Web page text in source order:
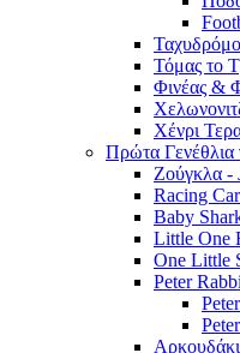
Τόμας το
Φινέας &
Χένρι
Πρώτα Γενέθλια
Ζούγκλα -
Racing
Baby
Little One
One Little
Peter